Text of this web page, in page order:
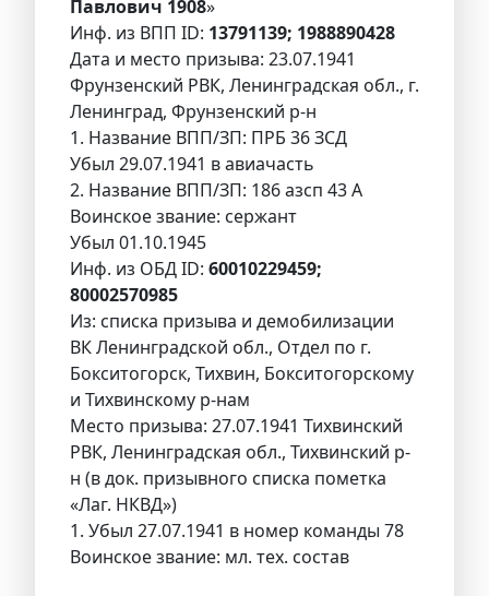
Павлович 1908»
Инф. из ВПП ID: 13791139; 1988890428
Дата и место призыва: 23.07.1941
Фрунзенский РВК, Ленинградская обл., г.
Ленинград, Фрунзенский р-н
1. Название ВПП/ЗП: ПРБ 36 ЗСД
Убыл 29.07.1941 в авиачасть
2. Название ВПП/ЗП: 186 азсп 43 А
Воинское звание: сержант
Убыл 01.10.1945
Инф. из ОБД ID: 60010229459;
80002570985
Из: списка призыва и демобилизации
ВК Ленинградской обл., Отдел по г.
Бокситогорск, Тихвин, Бокситогорскому
и Тихвинскому р-нам
Место призыва: 27.07.1941 Тихвинский
РВК, Ленинградская обл., Тихвинский р-
н (в док. призывного списка пометка
«Лаг. НКВД»)
1. Убыл 27.07.1941 в номер команды 78
Воинское звание: мл. тех. состав